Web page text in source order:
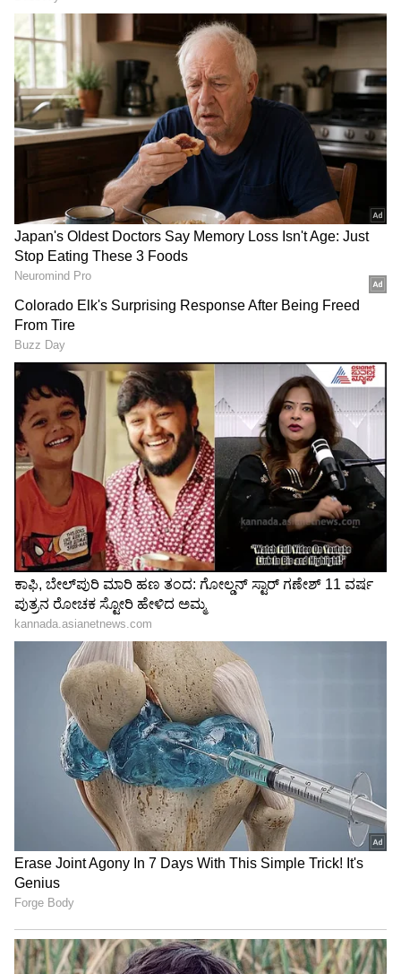
Image Credit : StockPhoto
100% ಚಾರ್ಜ್ ಮಾಡಬಾರದೇ?
ತಜ್ಞರು ಹೇಳುವಂತೆ, ಕೆಲವೊಮ್ಮೆ 100% ಚಾರ್ಜ್
ಮಾಡುವುದು ಸಮಸ್ಯೆಯಲ್ಲ. ಆದರೆ ಪ್ರತಿದಿನವೂ ಫೋನ್
ಅನ್ನು 100% ಮಾಡುವುದು ಬ್ಯಾಟರಿ ಮೇಲೆ ಒತ್ತಡ
ಬಿಳಬಹುದು. ಆದ್ದರಿಂದ 20% ರಿಂದ 80% ಅಥವಾ 90%
ನಡುವಿನ ಚಾರ್ಜ್ ಮಟ್ಟವನ್ನು ಕಾಪಾಡುವುದು ಉತ್ತಮ
ಎಂದು ಸಲಹೆ ನೀಡಲಾಗುತ್ತದೆ.
3
4
Image Credit :StockPhoto
ಬ್ಯಾಟರಿ ಬೇಗ ಹಾಳಾಗುವುದಕ್ಕೆ ಇನ್ನೇನು ಕಾರಣ?
100% ಚಾರ್ಜ್ ಮಾಡುವುದಕ್ಕಿಂತ ಹೆಚ್ಚಾಗಿ ಬ್ಯಾಟರಿಗೆ ಹಾನಿ
ಮಾಡುವ ಅಂಶವೆಂದರೆ ಅತಿಯಾದ ಬಿಸಿ ಅಥವಾ ತಣ್ಣನೆಯ
ತಾಪಮಾನ. ಫೋನ್ ಹೆಚ್ಚು ಬಿಸಿಯಾಗುವುದು, ದೀರ್ಘಕಾಲ
ಫಾಸ್ಟ್ ಚಾರ್ಜಿಂಗ್ ಬಳಸುವುದು ಹಾಗೂ ಚಾರ್ಜ್ ವೇಳೆ
ಗೇಮ್‌ ಆಡುವುದರಿಂದ ಬ್ಯಾಟರಿಯ ಆಯುಷ್ಯ
ಕಡಿಮೆಯಾಗಬಹುದು.